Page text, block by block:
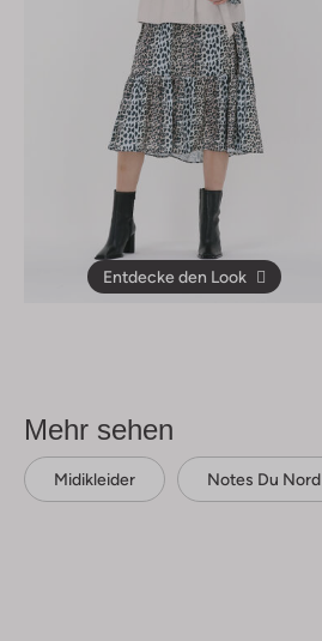
Entdecke den Look
Mehr sehen
Midikleider Notes Du Nord